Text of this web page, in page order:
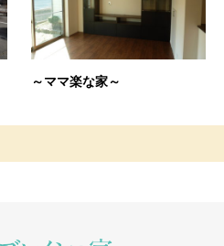
～ママ楽な家～